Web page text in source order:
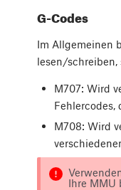
G-Codes
Im Allgemeinen
lesen/schreiben,
M707: Wird
Fehlercodes,
M708: Wird
Ihre MMU